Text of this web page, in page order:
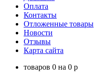
Оплата
Контакты
Отложенные товары
Новости
Отзывы
Карта сайта
товаров 0 на 0 p